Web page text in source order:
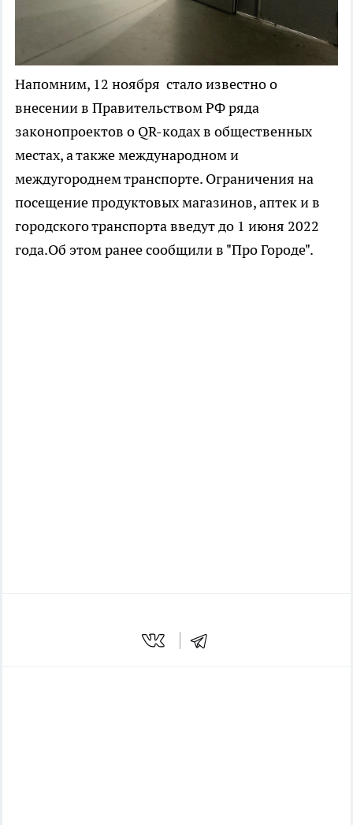
Напомним, 12 ноября стало известно о
внесении в Правительством РФ ряда
законопроектов о QR-кодах в общественных
местах, а также международном и
междугороднем транспорте. Ограничения на
посещение продуктовых магазинов, аптек и в
городского транспорта введут до 1 июня 2022
года.Об этом ранее сообщили в "Про Городе".